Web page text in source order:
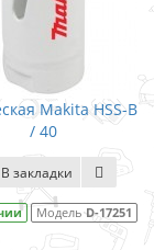
Metal Ø 20 мм